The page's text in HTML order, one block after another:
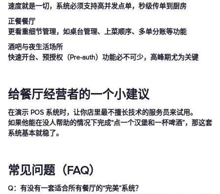
速度就是一切，系统必须支持高并发点单，秒级传单到厨房
正餐餐厅
更看重细节管理，如桌台管理、上菜顺序、多单分账等功能
酒吧与夜生活场所
快速开台、预授权（Pre-auth）功能必不可少，高峰期尤为关键
给餐厅经营者的一个小建议
在演示 POS 系统时，让你店里最不擅长技术的服务员来试用。
如果他能在没人帮助的情况下完成“点一个汉堡和一杯啤酒”，那这套
系统基本就稳了。
常见问题（FAQ）
Q：有没有一套适合所有餐厅的“完美”系统？